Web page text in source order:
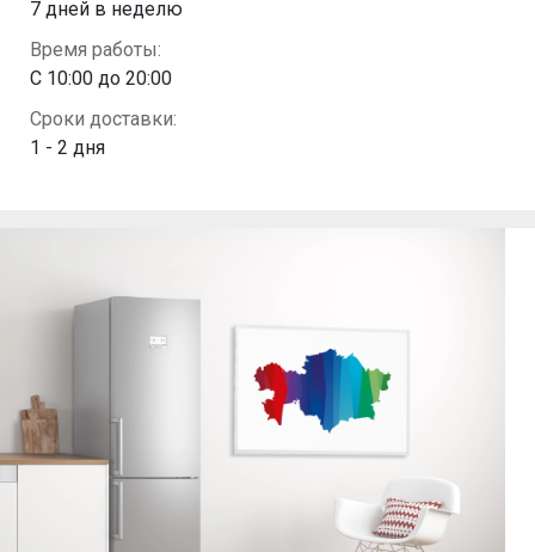
7 дней в неделю
Время работы:
С 10:00 до 20:00
Сроки доставки:
1 - 2 дня